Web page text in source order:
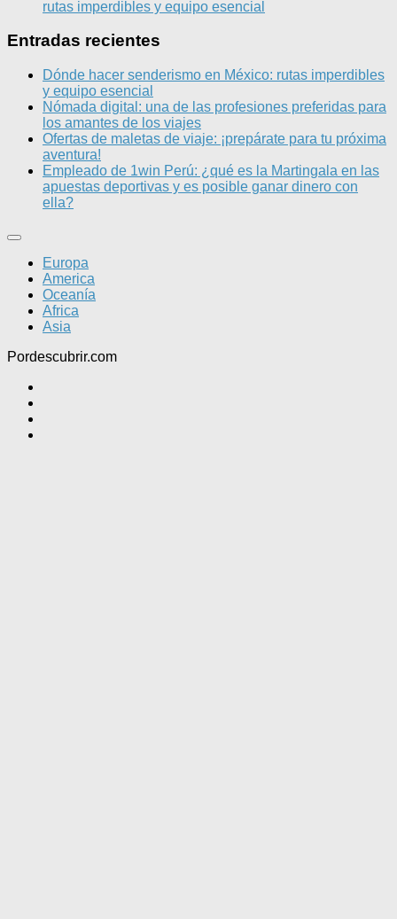
rutas imperdibles y equipo esencial
Entradas recientes
Dónde hacer senderismo en México: rutas imperdibles
y equipo esencial
Nómada digital: una de las profesiones preferidas para
los amantes de los viajes
Ofertas de maletas de viaje: ¡prepárate para tu próxima
aventura!
Empleado de 1win Perú: ¿qué es la Martingala en las
apuestas deportivas y es posible ganar dinero con
ella?
Europa
America
Oceanía
Africa
Asia
Pordescubrir.com